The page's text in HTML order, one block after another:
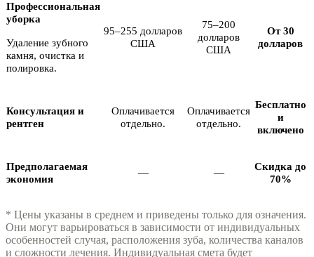
Профессиональная
уборка
Удаление зубного
камня, очистка и
полировка.
95–255 долларов
США
75–200
долларов
США
От 30
долларов
Консультация и
рентген
Оплачивается
отдельно.
Оплачивается
отдельно.
Бесплатно
и
включено
Предполагаемая
экономия
— —
Скидка до
70%
* Цены указаны в среднем и приведены только для означения.
Они могут варьироваться в зависимости от индивидуальных
особенностей случая, расположения зуба, количества каналов
и сложности лечения. Индивидуальная смета будет